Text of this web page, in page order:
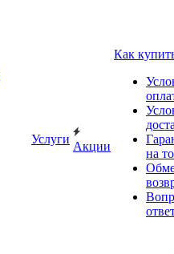
Услуги
Акции
Как
на